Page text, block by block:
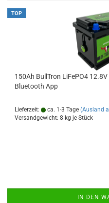
TOP
150Ah BullTron LiFePO4
Bluetooth App
Lieferzeit: ca. 1-3 Tage (Ausland
Versandgewicht: 8 kg je Stück
IN DEN